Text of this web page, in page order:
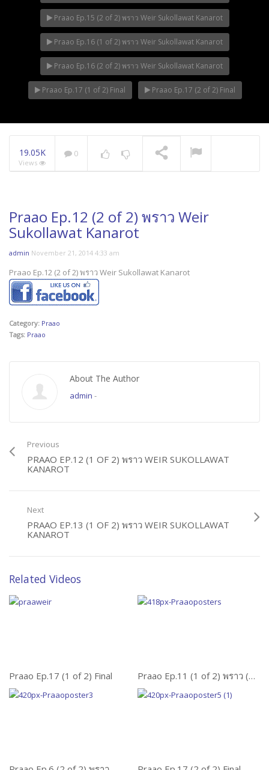
Praao Ep.15 (2 of 2) พราว Weir Sukollawat Kanarot
Praao Ep.16 (1 of 2) พราว Weir Sukollawat Kanarot
Praao Ep.16 (2 of 2) พราว Weir Sukollawat Kanarot
Praao Ep.17 (1 of 2) Final Praao Ep.17 (2 of 2) Final
19.05K
Views
0
Praao Ep.12 (2 of 2) พราว Weir
Sukollawat Kanarot
admin November 21, 2014 4:33 am
Praao Ep.12 (2 of 2) พราว Weir Sukollawat Kanarot
Category: Praao
Tags: Praao
About The Author
admin -
Previous
PRAAO EP.12 (1 OF 2) พราว WEIR SUKOLLAWAT
KANAROT
Next
PRAAO EP.13 (1 OF 2) พราว WEIR SUKOLLAWAT
KANAROT
Related Videos
Praao Ep.17 (1 of 2) Final Praao Ep.11 (1 of 2) พราว (Weir Sukollawat Kanarot, Aum Patcharapa Chaichue)